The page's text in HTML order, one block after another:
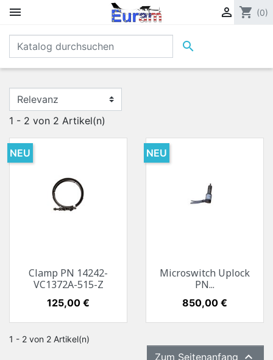
  shopping_cart (0)

1 - 2 von 2 Artikel(n)
Clamp PN 14242-
VC1372A-515-Z
Preis
125,00 €
NEU
Microswitch Uplock
PN...
Preis
850,00 €
NEU
1 - 2 von 2 Artikel(n)
Zum Seitenanfang 